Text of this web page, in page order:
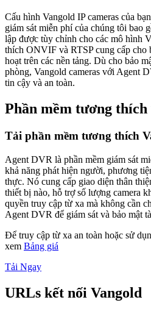
Cấu hình Vangold IP cameras của
giám sát miễn phí của chúng tôi bao
lập được tùy chỉnh cho các mô hình
thích ONVIF và RTSP cung cấp cho
hoạt trên các nền tảng. Dù cho bảo
phòng, Vangold cameras với Agent
tin cậy và an toàn.
Phần mềm tương
Tải phần mềm tương thích
Agent DVR là phần mềm giám sát
khả năng phát hiện người, phương
thực. Nó cung cấp giao diện thân
thiết bị nào, hỗ trợ số lượng camera
quyền truy cập từ xa mà không cần
Agent DVR để giám sát và bảo mật
Để truy cập từ xa an toàn hoặc sử
xem Bảng giá
Tải Ngay
URLs kết nối Vangold